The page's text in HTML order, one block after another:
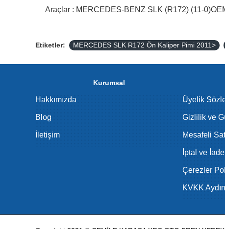
Araçlar : MERCEDES-BENZ SLK (R172) (11-
Etiketler: MERCEDES SLK R172 Ön Kaliper Pimi 2011>
Kurumsal
Hakkımızda
Blog
İletişim
Üyelik
Gizlilik ve
Mesafeli
İptal ve
Çerezler
KVKK